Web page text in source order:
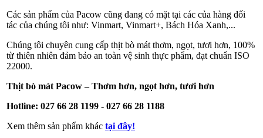
Các sản phẩm của Pacow cũng đang có mặt tại các của hàng đối
tác của chúng tôi như: Vinmart, Vinmart+, Bách Hóa Xanh,...
Chúng tôi chuyên cung cấp thịt bò mát thơm, ngọt, tươi hơn, 100%
từ thiên nhiên đảm bảo an toàn vệ sinh thực phẩm, đạt chuẩn ISO
22000.
Thịt bò mát Pacow – Thơm hơn, ngọt hơn, tươi hơn
Hotline: 027 66 28 1199 - 027 66 28 1188
Xem thêm sản phẩm khác tại đây!